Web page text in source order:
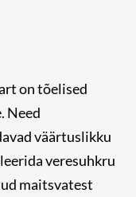
on tõelised
Need
väärtuslikku
veresuhkru
maitsvatest